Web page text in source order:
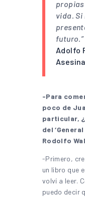
vida. Si
futuro.”
Adolfo
-Para
poco de
particular,
del
Rodolfo
-Primero,
un libro que
volví a leer.
puedo decir